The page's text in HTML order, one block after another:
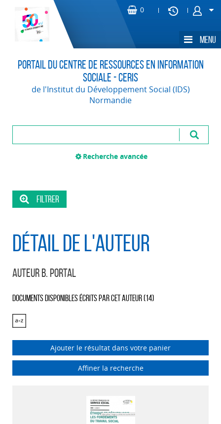
Portail du Centre de Ressources en Information
Sociale - CERIS
de l'Institut du Développement Social (IDS)
Normandie
Recherche avancée
Détail de l'auteur
Auteur B. Portal
Documents disponibles écrits par cet auteur (14)
Ajouter le résultat dans votre panier
Affiner la recherche